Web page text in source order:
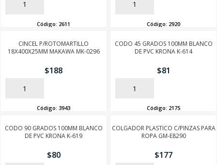
AÑADIR
Código: 2611
AÑADIR
Código: 2920
CINCEL P/ROTOMARTILLO
18X400X25MM MAKAWA MK-0296
$188
AÑADIR
Código: 3943
CODO 45 GRADOS 100MM BLANCO
DE PVC KRONA K-614
$81
AÑADIR
Código: 2175
CODO 90 GRADOS 100MM BLANCO
DE PVC KRONA K-619
$80
COLGADOR PLASTICO C/PINZAS PARA
ROPA GM-E8290
$177